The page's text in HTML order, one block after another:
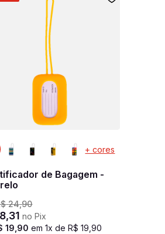
+ cores
de Bagagem -
24,90
,31 no Pix
19 90 em1x deR$ 19 ,90